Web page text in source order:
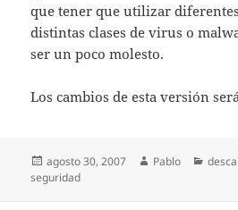
que tener que utilizar
distintas clases de virus o
ser un poco molesto.
Los cambios de esta versión
Publicado
el
agosto 30, 2007 Autor
Pablo
seguridad